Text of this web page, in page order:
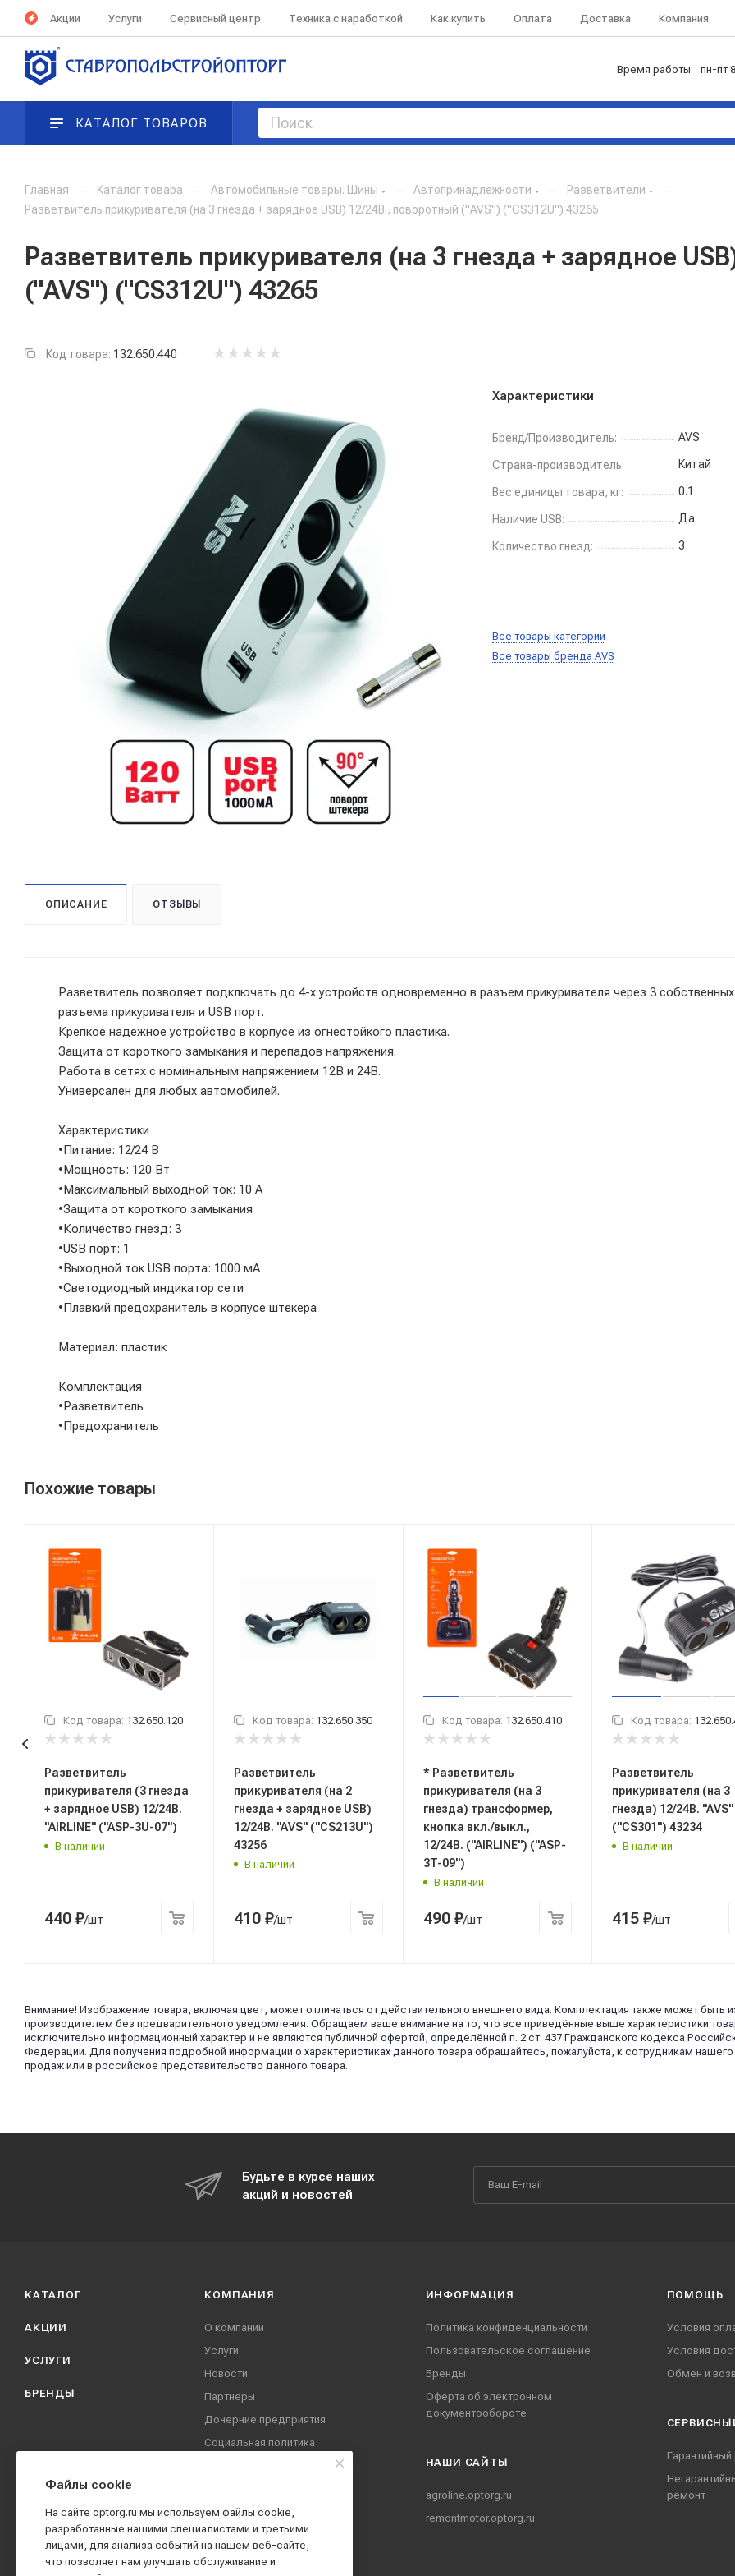
Акции Услуги Сервисный центр Техника с наработкой Как купить Оплата Доставка Компания
Время работы: пн-пт
КАТАЛОГ ТОВАРОВ
Главная — Каталог товара — Автомобильные товары. Шины — Автопринадлежности — Разветвители —
Разветвитель прикуривателя (на 3 гнезда + зарядное USB) 12/24В., поворотный ("AVS") ("CS312U") 43265
Разветвитель прикуривателя (на 3 гнезда + зарядное
("AVS") ("CS312U") 43265
Код товара: 132.650.440
Характеристики
Бренд/Производитель: AVS
Страна-производитель: Китай
Вес единицы товара, кг: 0.1
Наличие USB: Да
Количество гнезд: 3
Все товары категории
Все товары бренда AVS
ОПИСАНИЕ ОТЗЫВЫ
Разветвитель позволяет подключать до 4-х устройств одновременно в разъем прикуривателя через 3 собственных
разъема прикуривателя и USB порт.
Крепкое надежное устройство в корпусе из огнестойкого пластика.
Защита от короткого замыкания и перепадов напряжения.
Работа в сетях с номинальным напряжением 12В и 24В.
Универсален для любых автомобилей.
Характеристики
•Питание: 12/24 В
•Мощность: 120 Вт
•Максимальный выходной ток: 10 А
•Защита от короткого замыкания
•Количество гнезд: 3
•USB порт: 1
•Выходной ток USB порта: 1000 мА
•Светодиодный индикатор сети
•Плавкий предохранитель в корпусе штекера
Материал: пластик
Комплектация
•Разветвитель
•Предохранитель
Похожие товары
Код товара: 132.650.120
Разветвитель
прикуривателя (3 гнезда
+ зарядное USB) 12/24В.
"AIRLINE" ("ASP-3U-07")
В наличии
440 ₽/шт
Код товара: 132.650.350
Разветвитель
прикуривателя (на 2
гнезда + зарядное USB)
12/24В. "AVS" ("CS213U")
43256
В наличии
410₽/шт
Код товара: 132.650.410
* Разветвитель
прикуривателя (на 3
гнезда) трансформер,
кнопка вкл./выкл.,
12/24В. ("AIRLINE") ("ASP-
3T-09")
В наличии
490₽/шт
Код товара:
Разветвитель
прикуривателя (на 3
гнезда) 12/24В. "AVS"
("CS301") 43234
В наличии
415 ₽/шт
Внимание! Изображение товара, включая цвет, может отличаться от действительного внешнего вида. Комплектация также может быть
производителем без предварительного уведомления. Обращаем ваше внимание на то, что все приведённые выше характеристики
исключительно информационный характер и не являются публичной офертой, определённой п. 2 ст. 437 Гражданского кодекса
Федерации. Для получения подробной информации о характеристиках данного товара обращайтесь, пожалуйста, к сотрудникам
продаж или в российское представительство данного товара.
Будьте в курсе наших
акций и новостей
КАТАЛОГ
АКЦИИ
УСЛУГИ
БРЕНДЫ
КОМПАНИЯ
О компании
Услуги
Новости
Партнеры
Дочерние предприятия
Социальная политика
Вакансии
Реквизиты
Контакты
ИНФОРМАЦИЯ
Политика конфиденциальности
Пользовательское соглашение
Бренды
Оферта об электронном
документообороте
НАШИ CАЙТЫ
agroline.optorg.ru
remontmotor.optorg.ru
ПОМОЩЬ
Условия
Условия
Обмен и
ремонт
Файлы cookie
На сайте optorg.ru мы используем файлы cookie,
разработанные нашими специалистами и третьими
лицами, для анализа событий на нашем веб-сайте,
что позволяет нам улучшать обслуживание и